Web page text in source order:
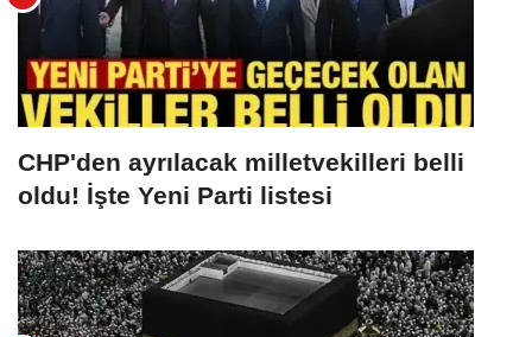
CHP'den ayrılacak milletvekilleri belli
oldu! İşte Yeni Parti listesi